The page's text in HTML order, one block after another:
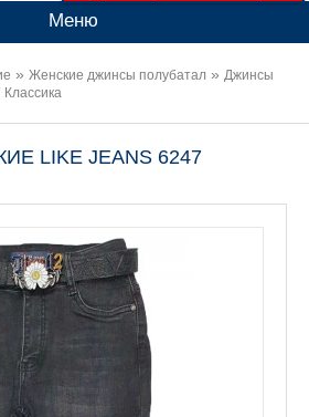
Меню
» Женские джинсы полубатал » Джинсы
LIKE JEANS 6247